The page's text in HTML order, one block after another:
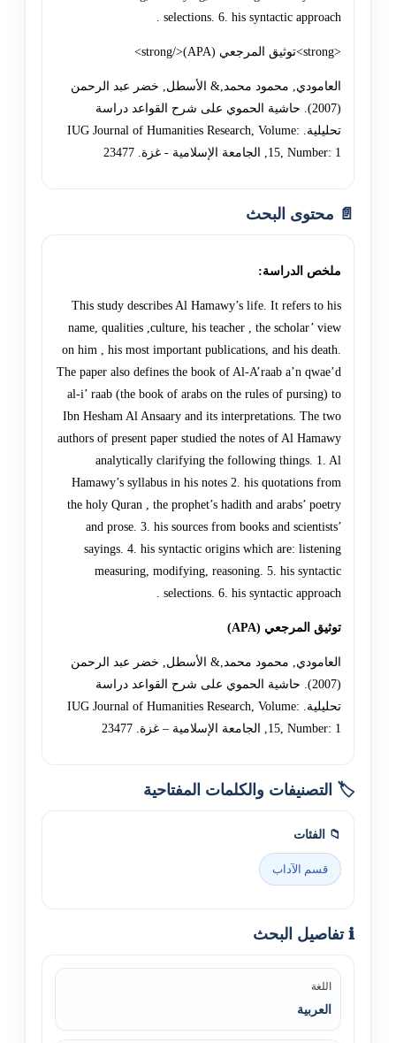
selections. 6. his syntactic approach .
<strong>توثيق المرجعي (APA)</strong>
العامودي, محمود محمد,& الأسطل, خضر عبد الرحمن
(2007). حاشية الحموي على شرح القواعد دراسة
تحليلية. IUG Journal of Humanities Research, Volume:
15, Number: 1, الجامعة الإسلامية - غزة. 23477
📄 محتوى البحث
ملخص الدراسة:
This study describes Al Hamawy’s life. It refers to his
name, qualities ,culture, his teacher , the scholar’ view
on him , his most important publications, and his death.
The paper also defines the book of Al-A’raab a’n qwae’d
al-i’ raab (the book of arabs on the rules of pursing) to
Ibn Hesham Al Ansaary and its interpretations. The two
authors of present paper studied the notes of Al Hamawy
analytically clarifying the following things. 1. Al
Hamawy’s syllabus in his notes 2. his quotations from
the holy Quran , the prophet’s hadith and arabs’ poetry
and prose. 3. his sources from books and scientists’
sayings. 4. his syntactic origins which are: listening
measuring, modifying, reasoning. 5. his syntactic
selections. 6. his syntactic approach .
توثيق المرجعي (APA)
العامودي, محمود محمد,& الأسطل, خضر عبد الرحمن
(2007). حاشية الحموي على شرح القواعد دراسة
تحليلية. IUG Journal of Humanities Research, Volume:
15, Number: 1, الجامعة الإسلامية – غزة. 23477
🏷️ التصنيفات والكلمات المفتاحية
📁 الفئات
قسم الآداب
ℹ️ تفاصيل البحث
اللغة
العربية